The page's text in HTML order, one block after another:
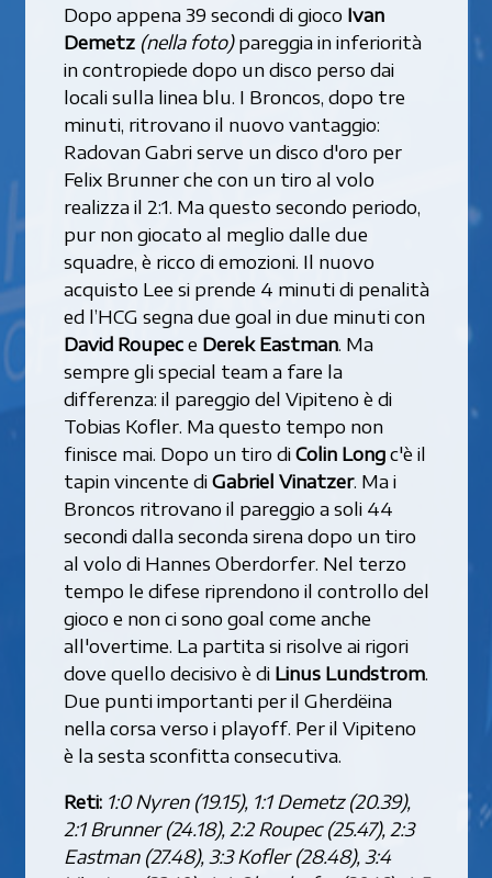
Dopo appena 39 secondi di gioco Ivan
Demetz (nella foto)pareggia in inferiorità
in contropiede dopo un disco perso dai
locali sulla linea blu. I Broncos, dopo tre
minuti, ritrovano il nuovo vantaggio:
Radovan Gabri serve un disco d'oro per
Felix Brunner che con un tiro al volo
realizza il 2:1. Ma questo secondo periodo,
pur non giocato al meglio dalle due
squadre, è ricco di emozioni. Il nuovo
acquisto Lee si prende 4 minuti di penalità
ed l’HCG segna due goal in due minuti con
David Roupece Derek Eastman. Ma
sempre gli special team a fare la
differenza: il pareggio del Vipiteno è di
Tobias Kofler. Ma questo tempo non
finisce mai. Dopo un tiro diColin Longc'è il
tapin vincente diGabriel Vinatzer. Ma i
Broncos ritrovano il pareggio a soli 44
secondi dalla seconda sirena dopo un tiro
al volo di Hannes Oberdorfer. Nel terzo
tempo le difese riprendono il controllo del
gioco e non ci sono goal come anche
all'overtime. La partita si risolve ai rigori
dove quello decisivo è di Linus Lundstrom.
Due punti importanti per il Gherdëina
nella corsa verso i playoff. Per il Vipiteno
è la sesta sconfitta consecutiva.
Reti: 1:0 Nyren (19.15), 1:1 Demetz (20.39),
2:1 Brunner (24.18), 2:2 Roupec (25.47), 2:3
Eastman (27.48), 3:3 Kofler (28.48), 3:4